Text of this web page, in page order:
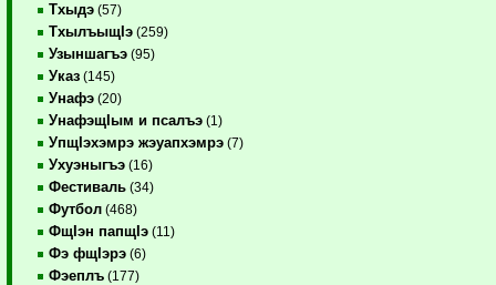
Тхыдэ (57)
ТхылъыщIэ (259)
Узыншагъэ (95)
Указ (145)
Унафэ (20)
УнафэщIым и псалъэ (1)
УпщIэхэмрэ жэуапхэмрэ (7)
Ухуэныгъэ (16)
Фестиваль (34)
Футбол (468)
ФщIэн папщIэ (11)
Фэ фщIэрэ (6)
Фэеплъ (177)